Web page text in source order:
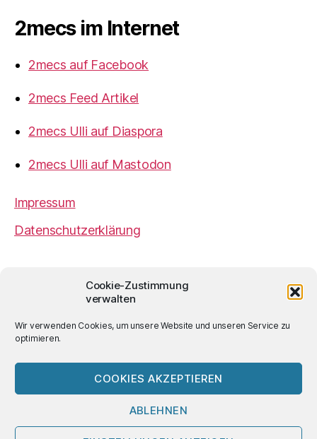
Cookie-Zustimmung
verwalten
Wir verwenden Cookies, um unsere Website und unseren Service zu
optimieren.
COOKIES AKZEPTIEREN
ABLEHNEN
2mecs im Internet
2mecs auf Facebook
2mecs Feed Artikel
2mecs Ulli auf Diaspora
2mecs Ulli auf Mastodon
Impressum
Datenschutzerklärung
Ulrich Würdemannist sofern nicht
anders angegeben lizenziert unter einer
Creative
Lizenz.